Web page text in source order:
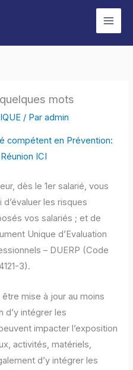
mots
/ Paradmin
compétent en Prévention:
ICI
dès le 1er salarié, vous
les risques
vos salariés ; et de
Unique d’Evaluation
– DUERP (Code
3).
mise à jour au moins
d’y intégrer les
impacter l’exposition
activités, matériels,
d’y intégrer les